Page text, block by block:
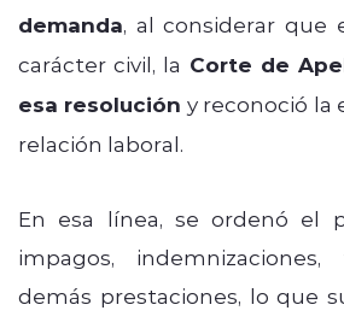
demanda, al considerar que
carácter civil, la Corte de
esa resolución y reconoció la
relación laboral.
En esa línea, se ordenó el
impagos,
demás prestaciones, lo que